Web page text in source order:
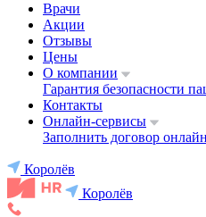
Врачи
Акции
Отзывы
Цены
О компании
Гарантия безопасности
Контакты
Онлайн-сервисы
Заполнить договор онлайн
Королёв
Королёв